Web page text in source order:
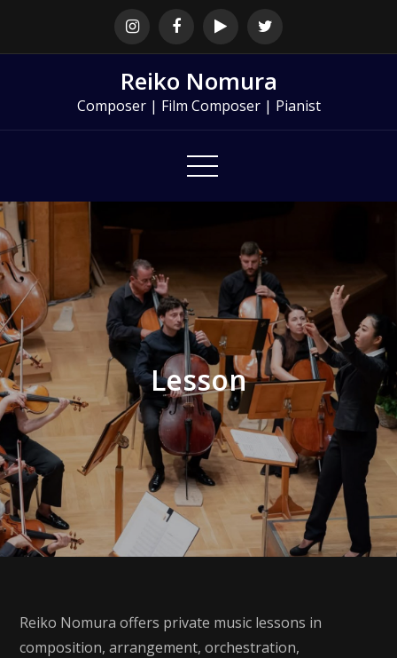
Reiko Nomura
Composer | Film Composer | Pianist
Lesson
Reiko Nomura offers private music lessons in
composition, arrangement, orchestration,